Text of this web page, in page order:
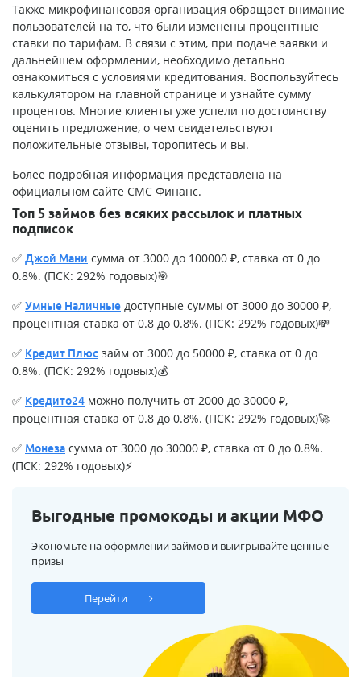
Также микрофинансовая организация обращает внимание
пользователей на то, что были изменены процентные
ставки по тарифам. В связи с этим, при подаче заявки и
дальнейшем оформлении, необходимо детально
ознакомиться с условиями кредитования. Воспользуйтесь
калькулятором на главной странице и узнайте сумму
процентов. Многие клиенты уже успели по достоинству
оценить предложение, о чем свидетельствуют
положительные отзывы, торопитесь и вы.
Более подробная информация представлена на
официальном сайте СМС Финанс.
Топ 5 займов без всяких рассылок и платных
подписок
✅ Джой Мани сумма от 3000 до 100000 ₽, ставка от 0 до
0.8%. (ПСК: 292% годовых)🎯
✅ Умные Наличные доступные суммы от 3000 до 30000 ₽,
процентная ставка от 0.8 до 0.8%. (ПСК: 292% годовых)💸
✅ Кредит Плюс займ от 3000 до 50000 ₽, ставка от 0 до
0.8%. (ПСК: 292% годовых)💰
✅ Кредито24 можно получить от 2000 до 30000 ₽,
процентная ставка от 0.8 до 0.8%. (ПСК: 292% годовых)🚀
✅ Монеза сумма от 3000 до 30000 ₽, ставка от 0 до 0.8%.
(ПСК: 292% годовых)⚡
Выгодные промокоды и акции МФО
Экономьте на оформлении займов и выигрывайте ценные
призы
Перейти